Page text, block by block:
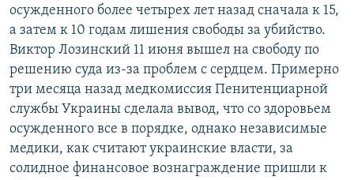
осужденного более четырех лет назад сначала к 15,
а затем к 10 годам лишения свободы за убийство.
Виктор Лозинский 11 июня вышел на свободу по
решению суда из-за проблем с сердцем. Примерно
три месяца назад медкомиссия Пенитенциарной
службы Украины сделала вывод, что со здоровьем
осужденного все в порядке, однако независимые
медики, как считают украинские власти, за
солидное финансовое вознаграждение пришли к